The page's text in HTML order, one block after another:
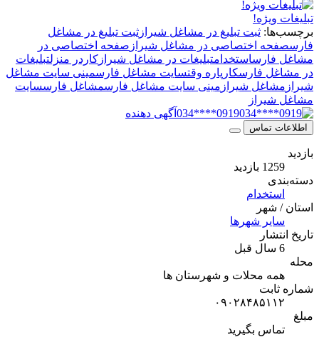
ثبت تبلیغ در مشاغل شیرازثبت تبلیغ در مشاغل
اختصاصی در مشاغل شیرازصفحه اختصاصی در
استخدامتبلیغات در مشاغل شیرازکاردر منزلتبلیغات
فارسکارپاره وقتسایت مشاغل فارسمینی سایت مشاغل
شیرازمینی سایت مشاغل فارسمشاغل فارسسایت
0919****034
آگهی دهنده
تماس
شهرها
محلات و شهرستان ها
بگیرید